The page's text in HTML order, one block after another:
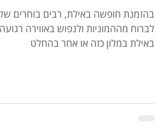
בהזמנת חופשה באילת, רבים בוחרים
לברוח מההמוניות ולנפוש באווירה
באילת במלון כזה או אחר בהחלט